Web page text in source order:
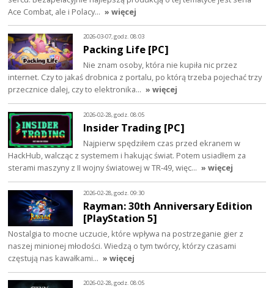
Ace Combat, ale i Polacy… » więcej
2026-03-07, godz. 08:03
Packing Life [PC]
Nie znam osoby, która nie kupiła nic przez
internet. Czy to jakaś drobnica z portalu, po którą trzeba pojechać trzy
przecznice dalej, czy to elektronika… » więcej
2026-02-28, godz. 08:05
Insider Trading [PC]
Najpierw spędziłem czas przed ekranem w
HackHub, walcząc z systemem i hakując świat. Potem usiadłem za
sterami maszyny z II wojny światowej w TR-49, więc… » więcej
2026-02-28, godz. 09:30
Rayman: 30th Anniversary Edition
[PlayStation 5]
Nostalgia to mocne uczucie, które wpływa na postrzeganie gier z
naszej minionej młodości. Wiedzą o tym twórcy, którzy czasami
częstują nas kawałkami… » więcej
2026-02-28, godz. 08:05